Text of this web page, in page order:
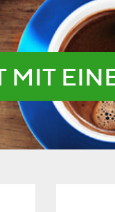
MIT